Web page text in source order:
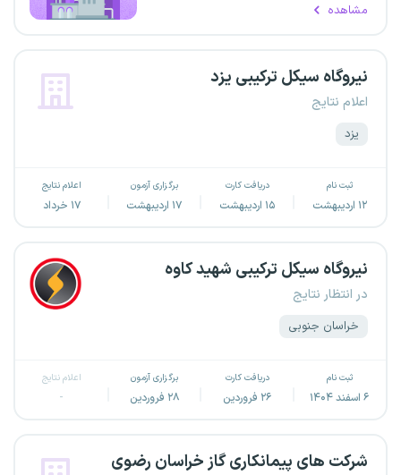
مشاهده
نیروگاه سیکل ترکیبی یزد
اعلام نتایج
یزد
ثبت نام
۱۲ اردیبهشت
دریافت کارت
۱۵ اردیبهشت
برگزاری آزمون
۱۷ اردیبهشت
اعلام نتایج
۱۷ خرداد
نیروگاه سیکل ترکیبی شهید کاوه
در انتظار نتایج
خراسان جنوبی
ثبت نام
۶ اسفند ۱۴۰۴
دریافت کارت
۲۶ فروردین
برگزاری آزمون
۲۸ فروردین
اعلام نتایج
-
شرکت های پیمانکاری گاز خراسان رضوی